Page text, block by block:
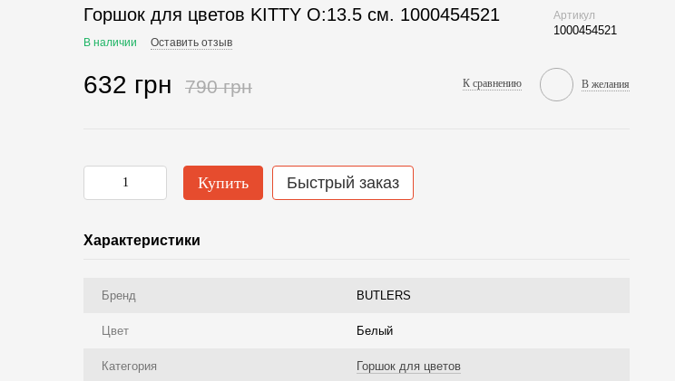
Горшок для цветов KITTY O:13.5 см. 1000454521 Артикул
1000454521
В наличии Оставить отзыв
632 грн 790 грн К сравнению В желания
Купить Быстрый заказ
Характеристики
Бренд BUTLERS
Цвет Белый
Категория Горшок для цветов